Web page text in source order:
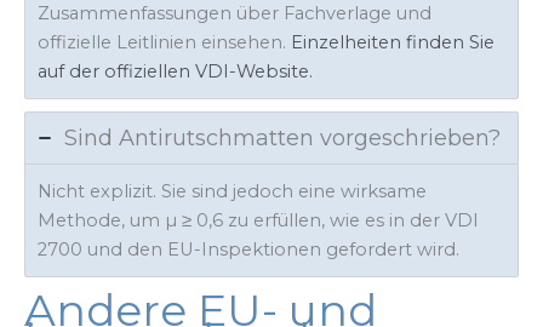
Zusammenfassungen über Fachverlage und
offizielle Leitlinien einsehen. Einzelheiten finden Sie
auf der offiziellen VDI-Website.
Sind Antirutschmatten vorgeschrieben?
Nicht explizit. Sie sind jedoch eine wirksame
Methode, um µ ≥ 0,6 zu erfüllen, wie es in der VDI
2700 und den EU-Inspektionen gefordert wird.
Andere EU- und